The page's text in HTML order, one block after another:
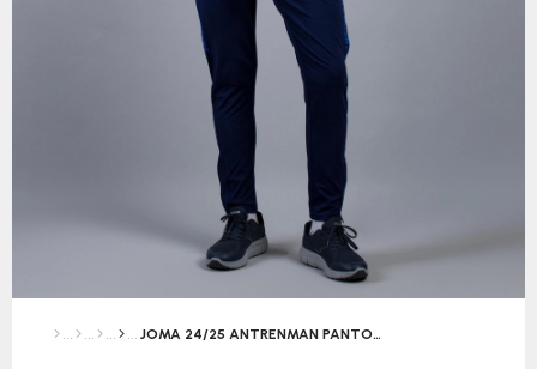
JOMA 24/25 ANTRENMAN PANTOLON